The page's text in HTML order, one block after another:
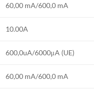
60,00 mA/600,0 mA
10.00A
600,0uA/6000μA (UE)
60,00 mA/600,0 mA